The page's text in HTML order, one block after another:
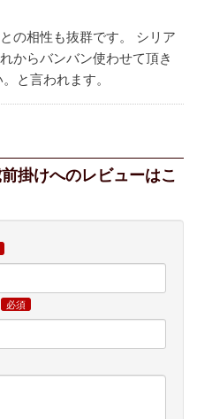
の相性も抜群です。
シリア
からバンバン使わせて頂き
と言われます。
掛けへのレビューはこ